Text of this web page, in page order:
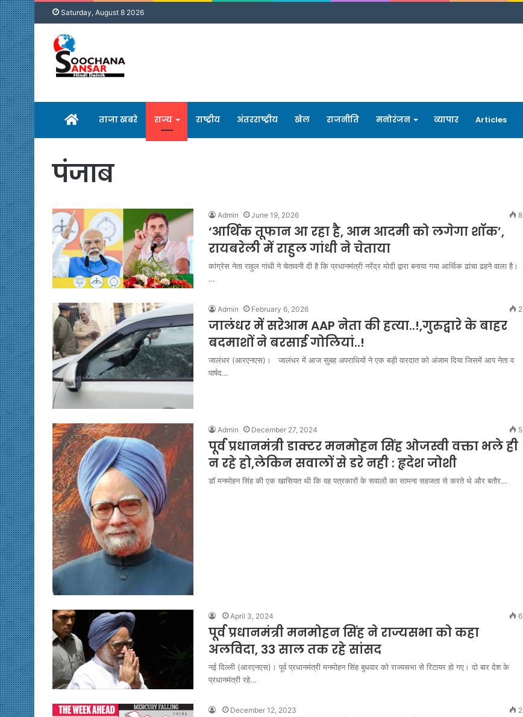
Saturday, August 8 2026
होम ताजा खबरे राज्य राष्ट्रीय अंतरराष्ट्रीय खेल राजनीति मनोरंजन व्यापार Articles
पंजाब
Admin June 19, 2026 8
‘आर्थिक तूफान आ रहा है, आम आदमी को लगेगा शॉक’,
रायबरेली में राहुल गांधी ने चेताया
कांग्रेस नेता राहुल गांधी ने चेतावनी दी है कि प्रधानमंत्री नरेंद्र मोदी द्वारा बनाया गया आर्थिक ढांचा ढहने वाला है।
…
Admin February 6, 2026 2
जालंधर में सरेआम AAP नेता की हत्या..!,गुरुद्वारे के बाहर
बदमाशों ने बरसाई गोलियां..!
जालंधर (आरएनएस)। जालंधर में आज सुबह अपराधियों ने एक बड़ी वारदात को अंजाम दिया जिसमें आप नेता व
पार्षद…
Admin December 27, 2024 5
पूर्व प्रधानमंत्री डाक्टर मनमोहन सिंह ओजस्वी वक्ता भले ही
न रहे हो,लेकिन सवालों से डरे नही : हृदेश जोशी
डॉ मनमोहन सिंह की एक खासियत थी कि वह पत्रकारों के सवालों का सामना सहजता से करते थे और बतौर…
April 3, 2024 6
पूर्व प्रधानमंत्री मनमोहन सिंह ने राज्यसभा को कहा
अलविदा, 33 साल तक रहे सांसद
नई दिल्ली (आरएनएस)। पूर्व प्रधानमंत्री मनमोहन सिंह बुधवार को राज्यसभा से रिटायर हो गए। दो बार देश के
प्रधानमंत्री रहे…
December 12, 2023 2